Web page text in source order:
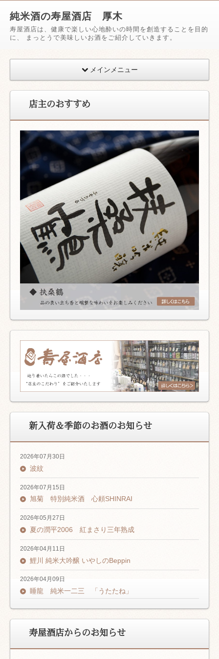
純米酒の寿屋酒店 厚木
寿屋酒店は、健康で楽しい心地酔いの時間を創造することを目的
に、 まっとうで美味しいお酒をご紹介していきます。
メインメニュー
店主のおすすめ
新入荷＆季節のお酒のお知らせ
2026年07月30日
波紋
2026年07月15日
旭菊 特別純米酒 心頼SHINRAI
2026年05月27日
夏の潤平2006 紅まさり三年熟成
2026年04月11日
鯉川 純米大吟醸 いやしのBeppin
2026年04月09日
睡龍 純米一二三 「うたたね」
寿屋酒店からのお知らせ